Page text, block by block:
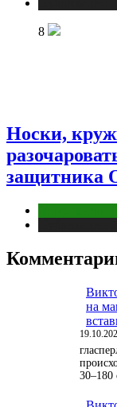
8
Носки,
защитника
на
30–180